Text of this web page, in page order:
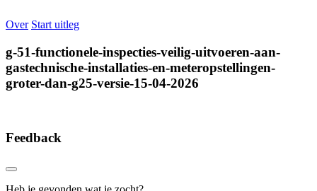
Over Start uitleg
g-51-functionele-inspecties-veilig-uitvoeren-aan-
gastechnische-installaties-en-meteropstellingen-
groter-dan-g25-versie-15-04-2026
Feedback